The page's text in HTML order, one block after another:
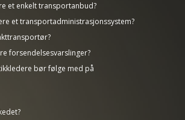
et enkelt transportanbud?
et transportadministrasjonssystem?
forsendelsesvarslinger?
bør følge med på